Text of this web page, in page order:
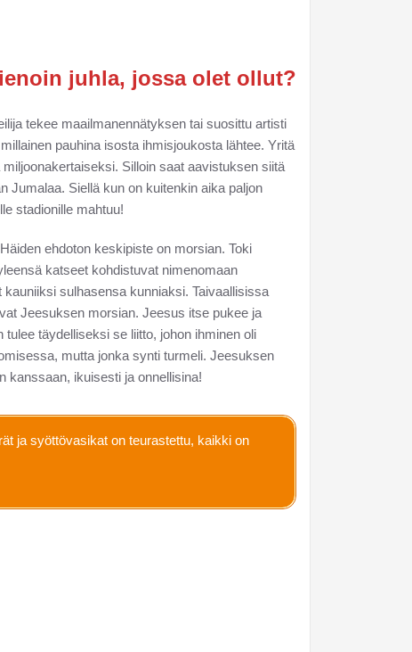
juhla, jossa olet ollut?
tekee maailmanennätyksen tai suosittu artisti
pauhina isosta ihmisjoukosta lähtee. Yritä
Silloin saat aavistuksen siitä
Jumalaa. Siellä kun on kuitenkin aika paljon
stadionille mahtuu!
ehdoton keskipiste on morsian. Toki
katseet kohdistuvat nimenomaan
sulhasensa kunniaksi. Taivaallisissa
Jeesuksen morsian. Jeesus itse pukee ja
täydelliseksi se liitto, johon ihminen oli
mutta jonka synti turmeli. Jeesuksen
kanssaan, ikuisesti ja onnellisina!
ja syöttövasikat on teurastettu, kaikki on